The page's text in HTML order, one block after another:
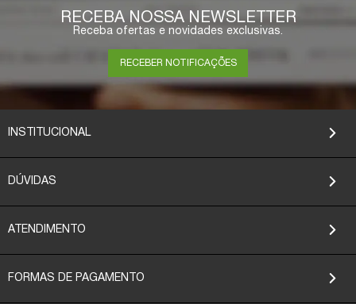
RECEBA NOSSA NEWSLETTER
Receba ofertas e novidades exclusivas.
RECEBER NOTIFICAÇÕES
INSTITUCIONAL
DÚVIDAS
ATENDIMENTO
FORMAS DE PAGAMENTO